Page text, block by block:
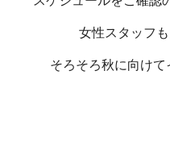
女性スタッフ
そろそろ秋に向けて